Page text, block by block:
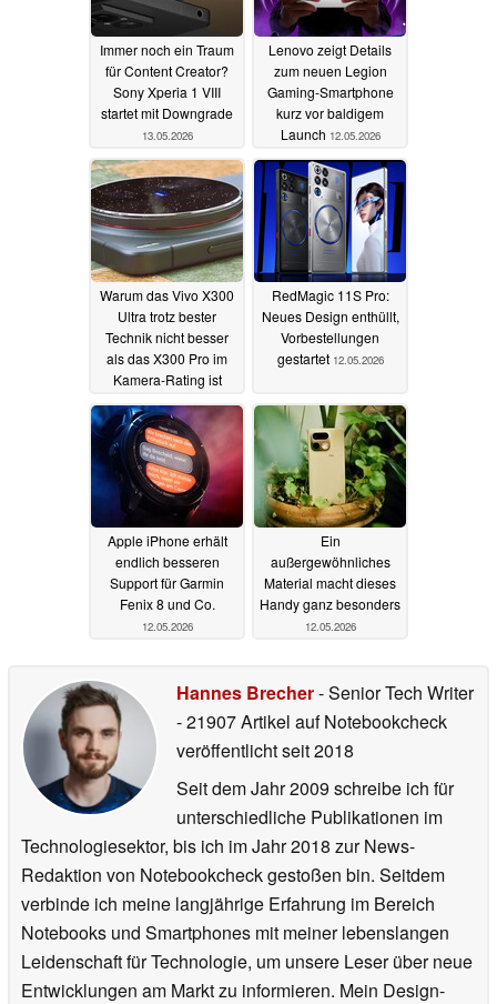
Immer noch ein Traum
für Content Creator?
Sony Xperia 1 VIII
startet mit Downgrade
13.05.2026
Lenovo zeigt Details
zum neuen Legion
Gaming-Smartphone
kurz vor baldigem
Launch 12.05.2026
Warum das Vivo X300
Ultra trotz bester
Technik nicht besser
als das X300 Pro im
Kamera-Rating ist
12.05.2026
RedMagic 11S Pro:
Neues Design enthüllt,
Vorbestellungen
gestartet 12.05.2026
Apple iPhone erhält
endlich besseren
Support für Garmin
Fenix 8 und Co.
12.05.2026
Ein
außergewöhnliches
Material macht dieses
Handy ganz besonders
12.05.2026
Hannes Brecher- Senior Tech Writer
- 21907 Artikel auf Notebookcheck
veröffentlichtseit 2018
Seit dem Jahr 2009 schreibe ich für
unterschiedliche Publikationen im
Technologiesektor, bis ich im Jahr 2018 zur News-
Redaktion von Notebookcheck gestoßen bin. Seitdem
verbinde ich meine langjährige Erfahrung im Bereich
Notebooks und Smartphones mit meiner lebenslangen
Leidenschaft für Technologie, um unsere Leser über neue
Entwicklungen am Markt zu informieren. Mein Design-